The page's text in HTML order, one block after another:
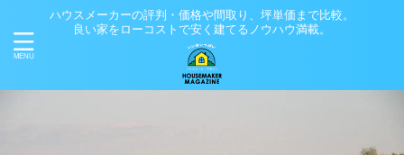
ハウスメーカーの評判・価格や間取り、坪単価まで比較。
良い家をローコストで安く建てるノウハウ満載。